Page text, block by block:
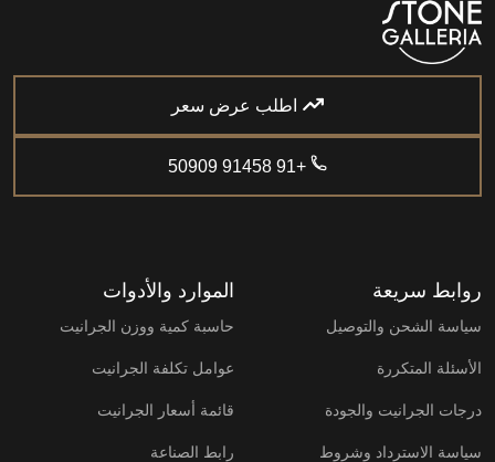
اطلب عرض سعر
+91 91458 50909
روابط سريعة
سياسة الشحن والتوصيل
الأسئلة المتكررة
درجات الجرانيت والجودة
سياسة الاسترداد وشروط
الموارد والأدوات
حاسبة كمية ووزن الجرانيت
عوامل تكلفة الجرانيت
قائمة أسعار الجرانيت
رابط الصناعة